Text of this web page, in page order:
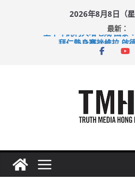
2026年8月8日（星
最新：
上半年純利大增七成 國泰
拜仁熱身賽挫維拉 啟
性罪行修例獲九成支持 鄧炳強